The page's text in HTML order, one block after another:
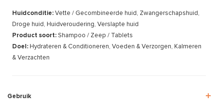
Huidconditie: Vette / Gecombineerde huid, Zwangerschapshuid,
Droge huid, Huidveroudering, Verslapte huid
Product soort: Shampoo / Zeep / Tablets
Doel: Hydrateren & Conditioneren, Voeden & Verzorgen, Kalmeren
& Verzachten
Gebruik